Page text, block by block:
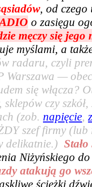
, od czego
o zasięgu
męczy się
myślami, a
radaru, czyli
Warszawa —
się włącza?
czy
(zob. napięcie,
szef firmy
delikatnie.)
Niżyńskiego
atakują go
ścieżki